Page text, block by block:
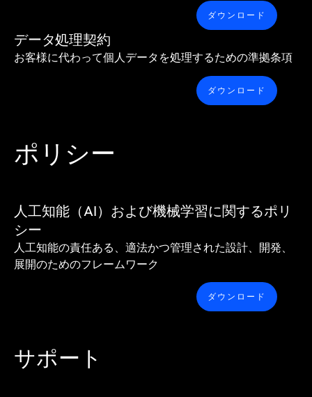
ダウンロード
データ処理契約
お客様に代わって個人データを処理するための準拠条項
ダウンロード
ポリシー
人工知能（AI）および機械学習に関するポリ
シー
人工知能の責任ある、適法かつ管理された設計、開発、
展開のためのフレームワーク
ダウンロード
サポート